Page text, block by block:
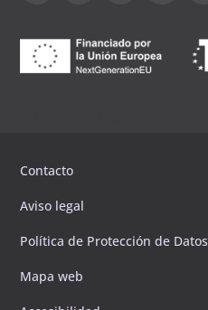
Contacto
Aviso legal
Política de Protección de Datos
Mapa web